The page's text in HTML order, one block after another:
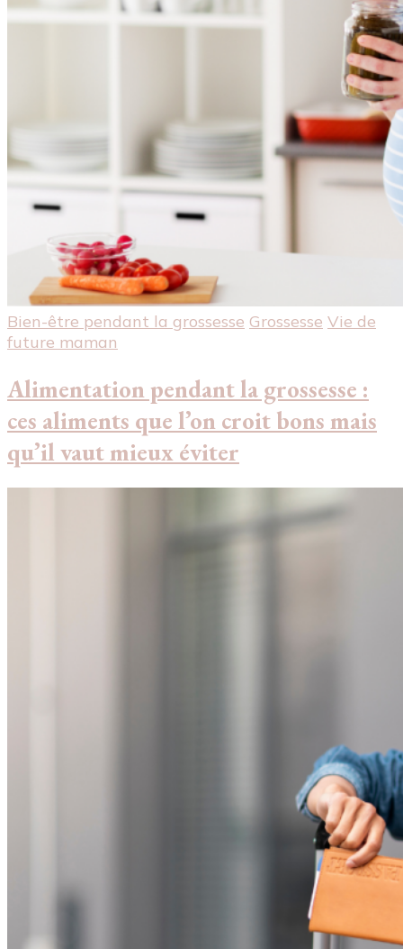
Bien-être pendant la grossesse Grossesse Vie de
future maman
Alimentation pendant la grossesse :
ces aliments que l’on croit bons mais
qu’il vaut mieux éviter